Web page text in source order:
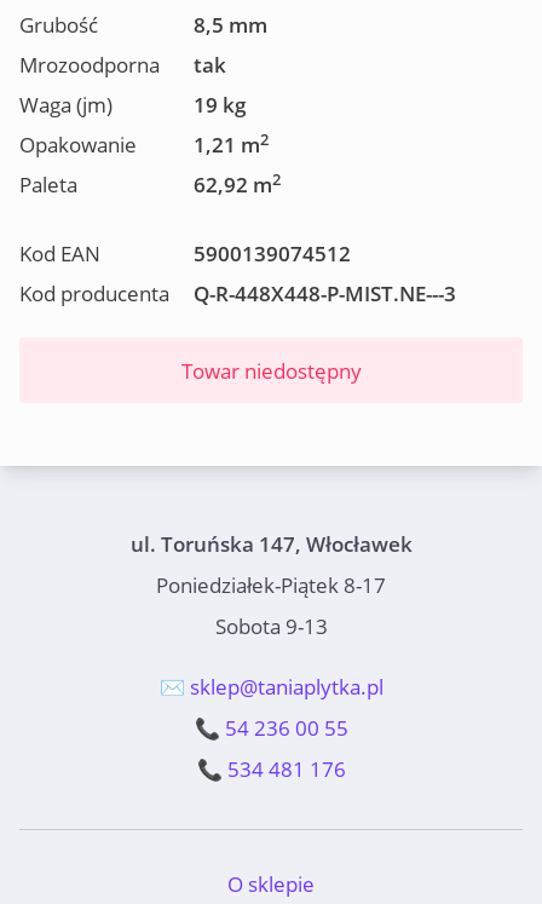
Grubość
8,5 mm
Mrozoodporna
tak
Waga (jm)
19 kg
Opakowanie
1,21 m2
Paleta 62,92 m2
Kod EAN
5900139074512
Kod producenta
Q-R-448X448-P-MIST.NE---3
Towar niedostępny
ul. Toruńska 147, Włocławek
Poniedziałek-Piątek 8-17
Sobota 9-13
✉️ sklep@taniaplytka.pl
📞 54 236 00 55
📞 534 481 176
O sklepie